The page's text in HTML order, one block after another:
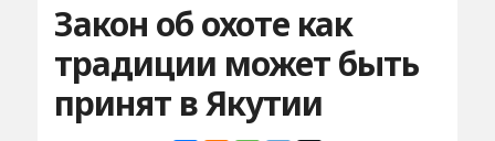
Закон об охоте как
традиции может быть
принят в Якутии